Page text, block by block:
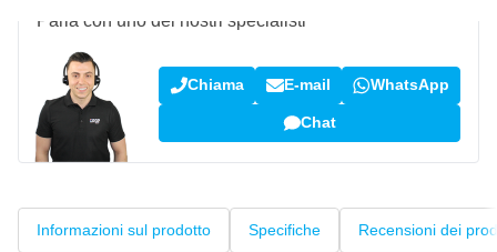
Parla con uno dei nostri specialisti
Chiama E-mail WhatsApp
Chat
Informazioni sul prodotto Specifiche Recensioni dei